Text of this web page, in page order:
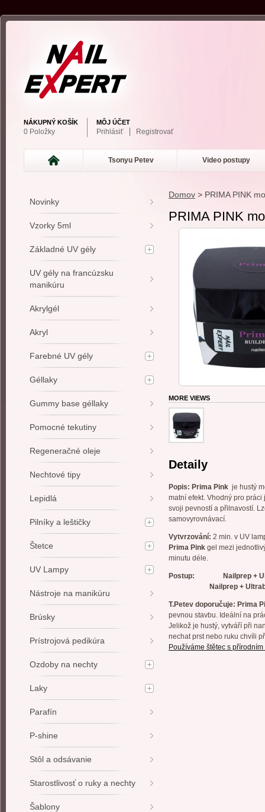
NÁKUPNÝ KOŠÍK
0 Položky
MÔJ ÚČET
Prihlásiť Registrovať
Tsonyu Petev Video postupy
Domov > PRIMA PINK
PRIMA PINK
MORE VIEWS
Detaily
Popis: Prima Pink je hustý
matní efekt. Vhodný pro
svoji pevností a přilnavostí.
samovyrovnávací.
Vytvrzování: 2 min. v UV
Prima Pink gel mezi
minutu déle.
Postup: Nailprep +
Nailprep +
T.Petev doporučuje: Prima
pevnou stavbu. Ideální na
Jelikož je hustý, vytváří při
nechat prst nebo ruku chvíli
Používáme štětec s
Novinky
Vzorky 5ml
Základné UV gély
UV gély na francúzsku
manikúru
Akrylgél
Akryl
Farebné UV gély
Géllaky
Gummy base géllaky
Pomocné tekutiny
Regeneračné oleje
Nechtové tipy
Lepidlá
Pilníky a leštičky
Štetce
UV Lampy
Nástroje na manikúru
Brúsky
Prístrojová pedikúra
Ozdoby na nechty
Laky
Parafín
P-shine
Stôl a odsávanie
Starostlivosť o ruky a nechty
Šablony